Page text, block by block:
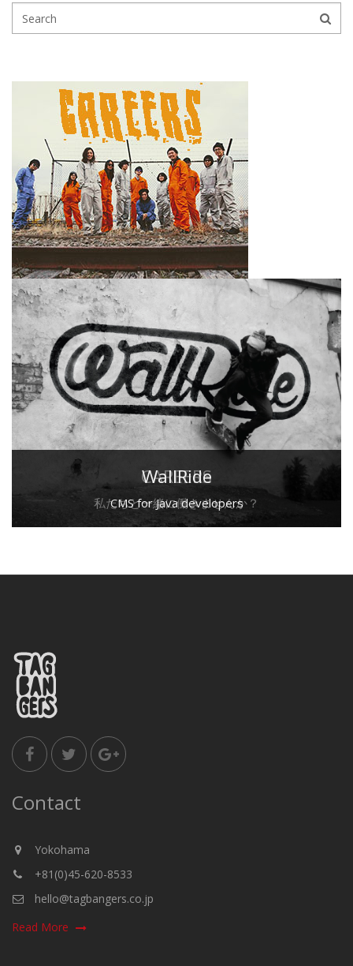
CAREERS
私たちと一緒に働きませんか？
WallRide
CMS for Java developers
Contact
Yokohama
+81(0)45-620-8533
hello@tagbangers.co.jp
Read More